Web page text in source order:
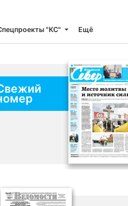
"КС" Ещё